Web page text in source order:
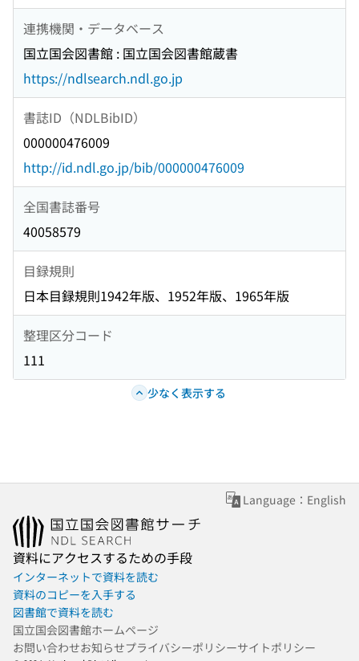
連携機関・データベース
国立国会図書館 : 国立国会図書館蔵書
https://ndlsearch.ndl.go.jp
書誌ID（NDLBibID）
000000476009
http://id.ndl.go.jp/bib/000000476009
全国書誌番号
40058579
目録規則
日本目録規則1942年版、1952年版、1965年版
整理区分コード
111
少なく表示する
Language：English
資料にアクセスするための手段
インターネットで資料を読む
資料のコピーを入手する
図書館で資料を読む
国立国会図書館ホームページ
お問い合わせお知らせプライバシーポリシーサイトポリシー